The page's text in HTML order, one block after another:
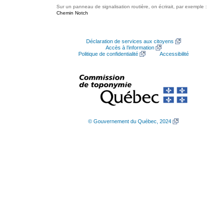
Sur un panneau de signalisation routière, on écrirait, par exemple :
Chemin Notch
Déclaration de services aux citoyens
Accès à l’information
Politique de confidentialité
Accessibilité
© Gouvernement du Québec, 2024